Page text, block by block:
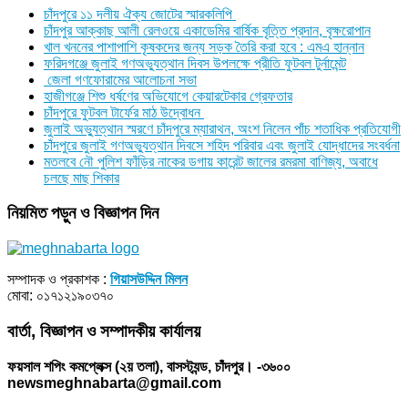
চাঁদপুরে ১১ দলীয় ঐক্য জোটের স্মারকলিপি
চাঁদপুর আক্কাছ আলী রেলওয়ে একাডেমির বার্ষিক বৃত্তি প্রদান, বৃক্ষরোপান
খাল খননের পাশাপাশি কৃষকদের জন্য সড়ক তৈরি করা হবে : এমএ হান্নান
ফরিদগঞ্জে জুলাই গণঅভ্যুত্থান দিবস উপলক্ষে প্রীতি ফুটবল টুর্নামেন্ট
জেলা গণফোরামের আলোচনা সভা
হাজীগঞ্জে শিশু ধর্ষণের অভিযোগে কেয়ারটেকার গ্রেফতার
চাঁদপুরে ফুটবল টার্ফের মাঠ উদ্বোধন
জুলাই অভ্যুত্থান স্মরণে চাঁদপুরে ম্যারাথন, অংশ নিলেন পাঁচ শতাধিক প্রতিযোগী
চাঁদপুরে জুলাই গণঅভ্যুত্থান দিবসে শহিদ পরিবার এবং জুলাই যোদ্ধাদের সংবর্ধনা
মতলবে নৌ পুলিশ ফাঁড়ির নাকের ডগায় কারেন্ট জালের রমরমা বাণিজ্য, অবাধে
চলছে মাছ শিকার
নিয়মিত পড়ুন ও বিজ্ঞাপন দিন
সম্পাদক ও প্রকাশক : গিয়াসউদ্দিন মিলন
মোবা: ০১৭১২১৯০৩৭০
বার্তা, বিজ্ঞাপন ও সম্পাদকীয় কার্যালয়
ফয়সাল শপিং কমপ্লেক্স (২য় তলা), বাসস্ট্যন্ড, চাঁদপুর। -৩৬০০
newsmeghnabarta@gmail.com